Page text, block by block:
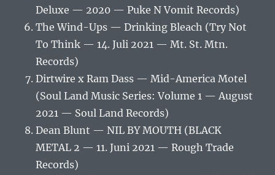
Deluxe — 2020 — Puke N Vomit Records)
The Wind-Ups — Drinking Bleach (Try Not
To Think — 14. Juli 2021 — Mt. St. Mtn.
Records)
Dirtwire x Ram Dass — Mid-America Motel
(Soul Land Music Series: Volume 1 — August
2021 — Soul Land Records)
Dean Blunt — NIL BY MOUTH (BLACK
METAL 2 — 11. Juni 2021 — Rough Trade
Records)